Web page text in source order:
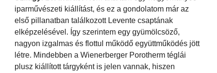
iparművészeti kiállítást, és ez a gondolatom már az
első pillanatban találkozott Levente csaptának
elképzelésével. Így szerintem egy gyümölcsöző,
nagyon izgalmas és flottul működő együttműködés jött
létre. Mindebben a Wienerberger Porotherm téglái
plusz kiállított tárgyként is jelen vannak, hiszen